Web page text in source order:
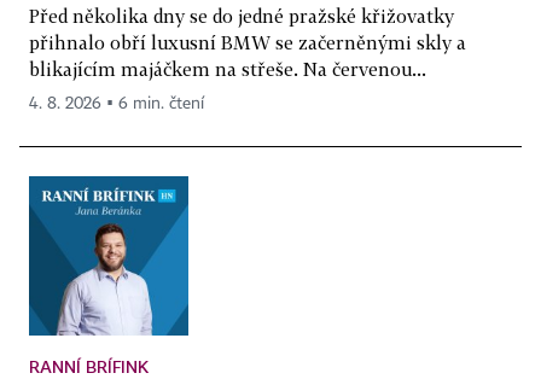
Před několika dny se do jedné pražské křižovatky
přihnalo obří luxusní BMW se začerněnými skly a
blikajícím majáčkem na střeše. Na červenou...
4. 8. 2026 ▪ 6 min. čtení
RANNÍ BRÍFINK